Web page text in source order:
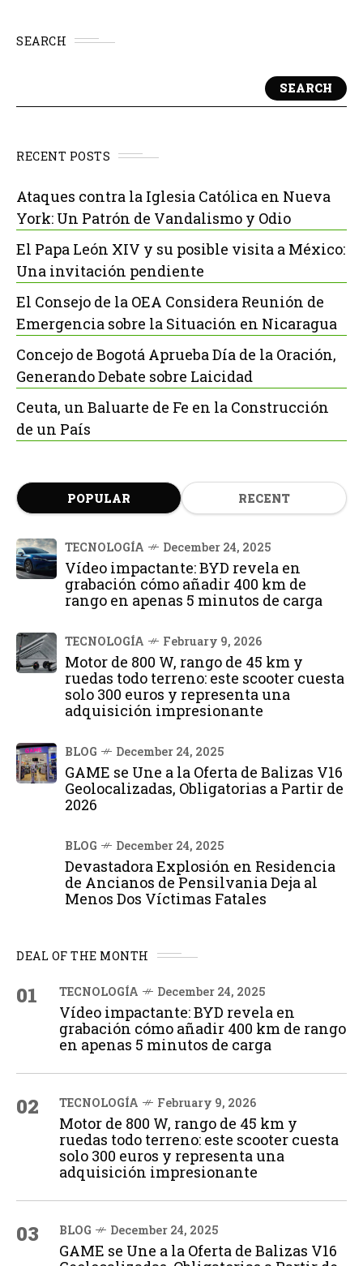
SEARCH
SEARCH
RECENT POSTS
Ataques contra la Iglesia Católica en Nueva
York: Un Patrón de Vandalismo y Odio
El Papa León XIV y su posible visita a México:
Una invitación pendiente
El Consejo de la OEA Considera Reunión de
Emergencia sobre la Situación en Nicaragua
Concejo de Bogotá Aprueba Día de la Oración,
Generando Debate sobre Laicidad
Ceuta, un Baluarte de Fe en la Construcción
de un País
POPULAR RECENT
TECNOLOGÍA December 24, 2025
Vídeo impactante: BYD revela en
grabación cómo añadir 400 km de
rango en apenas 5 minutos de carga
TECNOLOGÍA February 9, 2026
Motor de 800 W, rango de 45 km y
ruedas todo terreno: este scooter cuesta
solo 300 euros y representa una
adquisición impresionante
BLOG December 24, 2025
GAME se Une a la Oferta de Balizas V16
Geolocalizadas, Obligatorias a Partir de
2026
BLOG December 24, 2025
Devastadora Explosión en Residencia
de Ancianos de Pensilvania Deja al
Menos Dos Víctimas Fatales
DEAL OF THE MONTH
01 TECNOLOGÍA December 24, 2025
Vídeo impactante: BYD revela en
grabación cómo añadir 400 km de rango
en apenas 5 minutos de carga
02 TECNOLOGÍA February 9, 2026
Motor de 800 W, rango de 45 km y
ruedas todo terreno: este scooter cuesta
solo 300 euros y representa una
adquisición impresionante
03 BLOG December 24, 2025
GAME se Une a la Oferta de Balizas V16